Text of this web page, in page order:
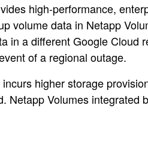
high-performance,
volume data in Netapp
in a different Google Cloud
of a regional outage.
higher storage
Volumes integrated